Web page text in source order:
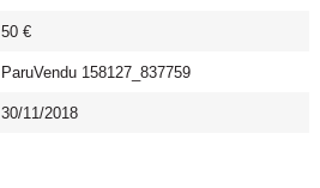
50 €
ParuVendu 158127_837759
30/11/2018